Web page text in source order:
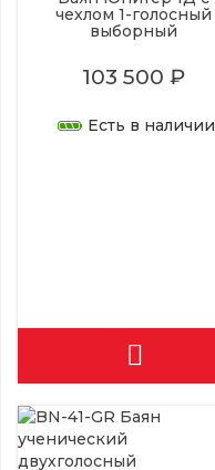
чехлом 1-голосный
выборный
103 500 ₽
Есть в наличии